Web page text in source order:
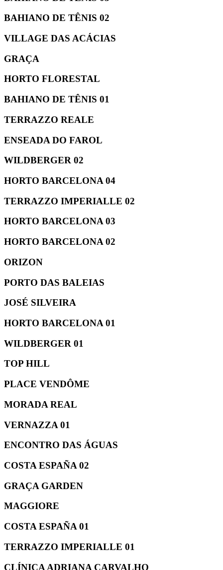
BAHIANO DE TÊNIS 02
VILLAGE DAS ACÁCIAS
GRAÇA
HORTO FLORESTAL
BAHIANO DE TÊNIS 01
TERRAZZO REALE
ENSEADA DO FAROL
WILDBERGER 02
HORTO BARCELONA 04
TERRAZZO IMPERIALLE 02
HORTO BARCELONA 03
HORTO BARCELONA 02
ORIZON
PORTO DAS BALEIAS
JOSÉ SILVEIRA
HORTO BARCELONA 01
WILDBERGER 01
TOP HILL
PLACE VENDÔME
MORADA REAL
VERNAZZA 01
ENCONTRO DAS ÁGUAS
COSTA ESPAÑA 02
GRAÇA GARDEN
MAGGIORE
COSTA ESPAÑA 01
TERRAZZO IMPERIALLE 01
CLÍNICA ADRIANA CARVALHO